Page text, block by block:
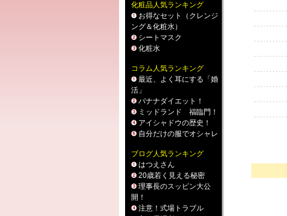
化粧品人気ランキング
お得なセット（クレンジ
ング＆化粧水）
シートマスク
化粧水
コラム人気ランキング
最近、よく耳にする「婚
活」
バナナダイエット！
ミッドランド 福臨門！
アイシャドウの歴史！
自分だけの服でオシャレ
ブログ人気ランキング
はつえさん
20歳若く見える秘密
理事長のスッピン大公
開！
注意！式場トラブル